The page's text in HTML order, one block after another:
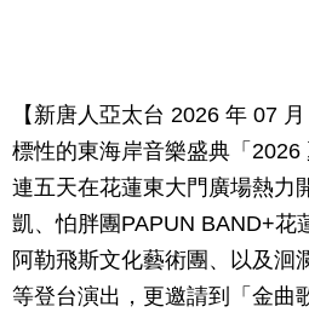
【新唐人亞太台 2026 年 07
標性的東海岸音樂盛典「
連五天在花蓮東大門廣場熱力
凱、怕胖團PAPUN BAND+花
阿勒飛斯文化藝術團、以及洄
等登台演出，更邀請到「金曲